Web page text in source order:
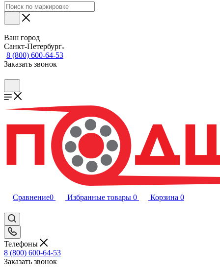
Ваш город
Санкт-Петербург
8 (800) 600-64-53
Заказать звонок
Сравнение0 Избранные товары 0 Корзина 0
Телефоны
8 (800) 600-64-53
Заказать звонок